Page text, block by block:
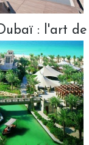
: l'art